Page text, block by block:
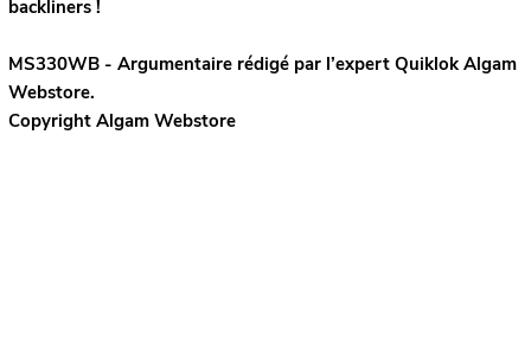
backliners !
MS330WB - Argumentaire rédigé par l’expert QuiklokAlgam
Webstore.
Copyright Algam Webstore